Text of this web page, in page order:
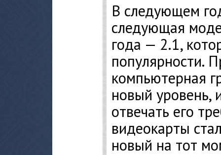
В следующем
следующая
года — 2.1,
популярности.
компьютерная
новый уровень,
отвечать его
видеокарты
новый на тот